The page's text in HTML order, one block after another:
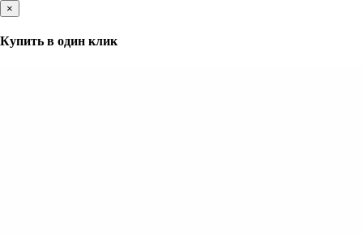
×
Купить в один клик